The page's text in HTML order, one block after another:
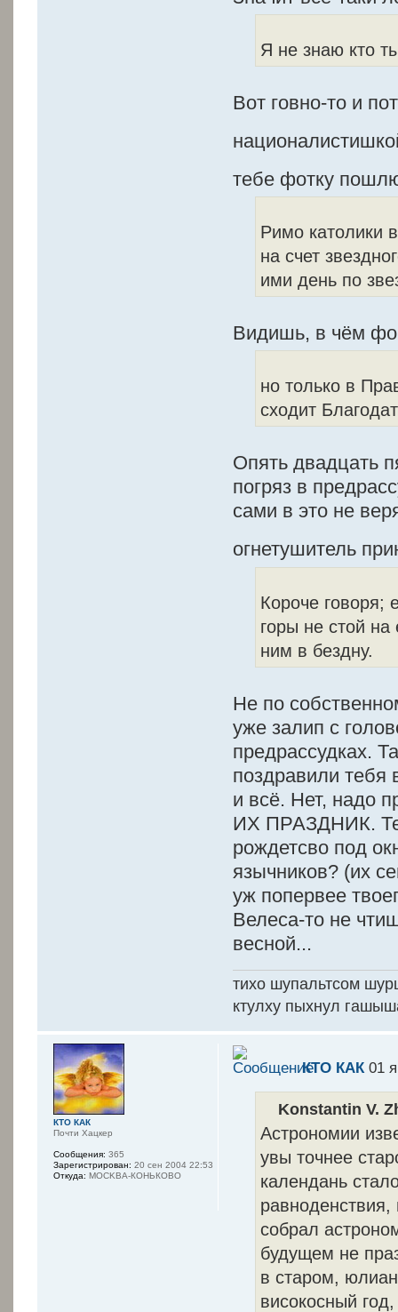
Я не знаю кто
Вот говно-то и
тебе фотку
Римо католики
на счет
ими день по
Видишь, в чём
но только в
сходит
Опять двадцать
погряз в
сами в это не
огнетушитель
Короче говоря;
горы не стой
ним в бездну.
Не по
уже залип с
предрассудках.
поздравили тебя
и всё. Нет, надо
ИХ ПРАЗДНИК.
рождетсво под
язычников? (их
уж попервее
Велеса-то не
весной...
тихо шупальтсом
ктулху пыхнул
КТО КАК 01
Konstantin V.
Астрономии
увы точнее
календань
собрал
будущем не
в старом,
високосный
КТО КАК
Почти Хацкер
Сообщения: 365
Зарегистрирован: 20 сен 2004 22:53
Откуда: MOCKBA-КОНЬКОВО